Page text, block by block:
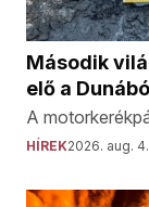
Második
elő a
A
HÍREK2026. aug.